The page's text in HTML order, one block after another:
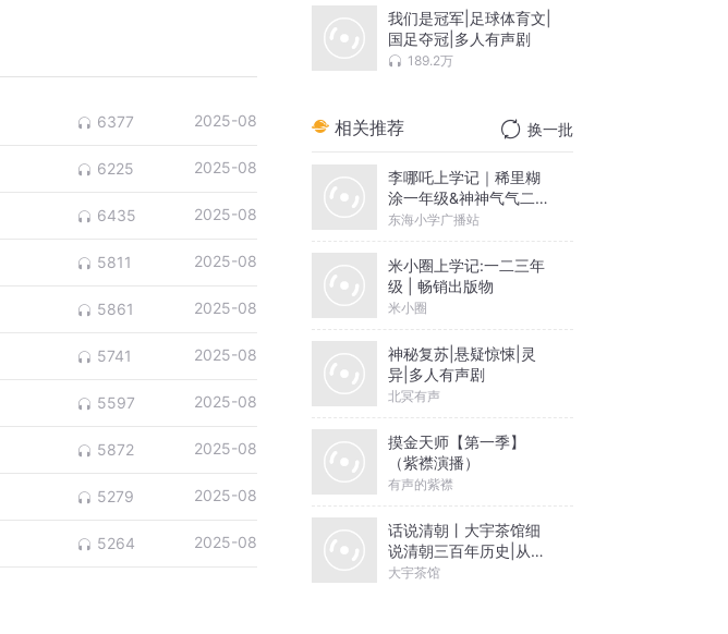
6377 2025-08
6225 2025-08
6435 2025-08
5811 2025-08
5861 2025-08
5741 2025-08
5597 2025-08
5872 2025-08
5279 2025-08
5264 2025-08
我们是冠军|足球体育文|
国足夺冠|多人有声剧
189.2万
相关推荐 换一批
李哪吒上学记｜稀里糊
涂一年级&神神气气二年
级
东海小学广播站
米小圈上学记:一二三年
级 | 畅销出版物
米小圈
神秘复苏|悬疑惊悚|灵
异|多人有声剧
北冥有声
摸金天师【第一季】
（紫襟演播）
有声的紫襟
话说清朝丨大宇茶馆细
说清朝三百年历史|从努
尔哈赤到末代皇帝溥仪|
大宇茶馆